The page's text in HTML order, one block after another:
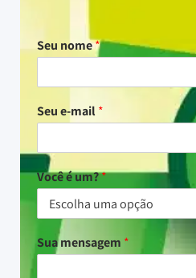
Seu nome*
Seu e-mail*
Você é um?*
Sua mensagem *